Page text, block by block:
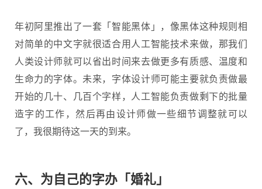
年初阿里推出了一套「智能黑体」，像黑体这种规则相
对简单的中文字就很适合用人工智能技术来做，那我们
人类设计师就可以省出时间来去做更多有质感、温度和
生命力的字体。未来，字体设计师可能主要就负责做最
开始的几十、几百个字样，人工智能负责做剩下的批量
造字的工作，然后再由设计师做一些细节调整就可以
了，我很期待这一天的到来。
六、为自己的字办「婚礼」